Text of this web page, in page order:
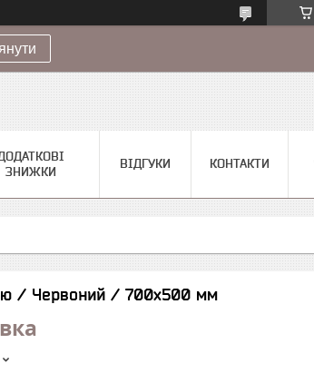
ЗНИЖКИ
ВІДГУКИ КОНТАКТИ
/ Червоний / 700х500 мм